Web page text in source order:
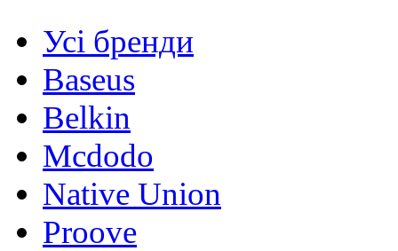
Усі бренди
Baseus
Belkin
Mcdodo
Native Union
Proove